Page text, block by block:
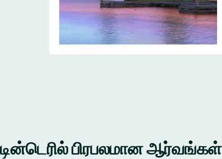
டின்டெரில் பிரபலமான ஆர்வங்கள்